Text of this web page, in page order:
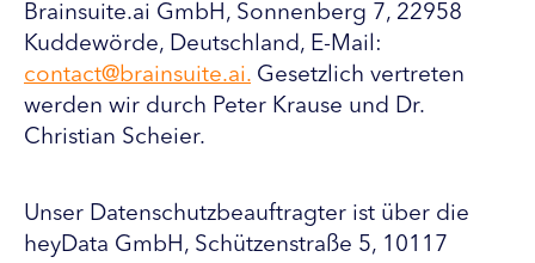
Brainsuite.ai GmbH, Sonnenberg 7, 22958
Kuddewörde, Deutschland, E-Mail:
contact@brainsuite.ai. Gesetzlich vertreten
werden wir durch Peter Krause und Dr.
Christian Scheier.
Unser Datenschutzbeauftragter ist über die
heyData GmbH, Schützenstraße 5, 10117